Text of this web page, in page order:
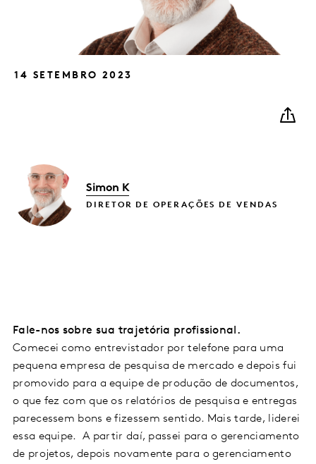
14 SETEMBRO 2023
Simon K
DIRETOR DE OPERAÇÕES DE VENDAS
Fale-nos sobre sua trajetória profissional.
Comecei como entrevistador por telefone para uma
pequena empresa de pesquisa de mercado e depois fui
promovido para a equipe de produção de documentos,
o que fez com que os relatórios de pesquisa e entregas
parecessem bons e fizessem sentido. Mais tarde, liderei
essa equipe. A partir daí, passei para o gerenciamento
de projetos, depois novamente para o gerenciamento